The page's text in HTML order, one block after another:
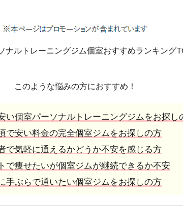
ナルトレーニングジム個室おすすめランキング
このような悩みの方におすすめ！
い個室パーソナルトレーニングジムをお探し
で安い料金の完全個室ジムをお探しの方
で気軽に通えるかどうか不安を感じる方
で痩せたいが個室ジムが継続できるか不安
手ぶらで通いたい個室ジムをお探しの方